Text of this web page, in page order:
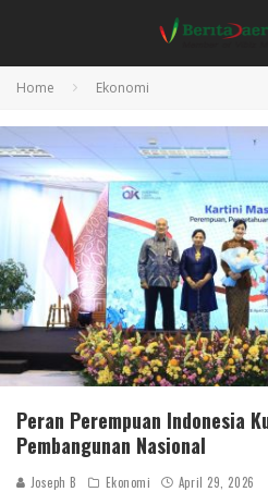
Home Ekonomi
Peran Perempuan Indonesia
Pembangunan Nasional
Joseph B Ekonomi April 29, 2026